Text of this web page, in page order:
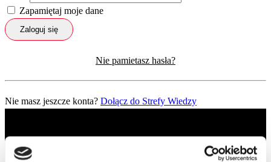
Zapamiętaj moje dane
Zaloguj się
Nie pamietasz hasła?
Nie masz jeszcze konta? Dołącz do Strefy Wiedzy